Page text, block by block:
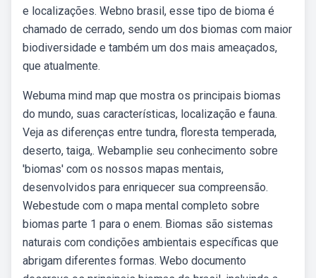
e localizações. Webno brasil, esse tipo de bioma é
chamado de cerrado, sendo um dos biomas com maior
biodiversidade e também um dos mais ameaçados,
que atualmente.
Webuma mind map que mostra os principais biomas
do mundo, suas características, localização e fauna.
Veja as diferenças entre tundra, floresta temperada,
deserto, taiga,. Webamplie seu conhecimento sobre
'biomas' com os nossos mapas mentais,
desenvolvidos para enriquecer sua compreensão.
Webestude com o mapa mental completo sobre
biomas parte 1 para o enem. Biomas são sistemas
naturais com condições ambientais específicas que
abrigam diferentes formas. Webo documento